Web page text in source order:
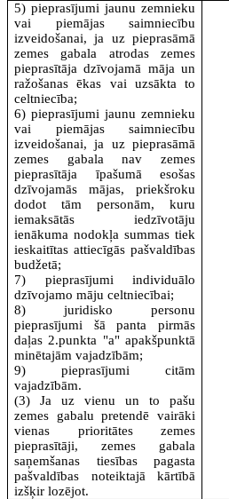
5) pieprasījumi jaunu zemnieku
vai piemājas saimniecību
izveidošanai, ja uz pieprasāmā
zemes gabala atrodas zemes
pieprasītāja dzīvojamā māja un
ražošanas ēkas vai uzsākta to
celtniecība;
6) pieprasījumi jaunu zemnieku
vai piemājas saimniecību
izveidošanai, ja uz pieprasāmā
zemes gabala nav zemes
pieprasītāja īpašumā esošas
dzīvojamās mājas, priekšroku
dodot tām personām, kuru
iemaksātās iedzīvotāju
ienākuma nodokļa summas tiek
ieskaitītas attiecīgās pašvaldības
budžetā;
7) pieprasījumi individuālo
dzīvojamo māju celtniecībai;
8) juridisko personu
pieprasījumi šā panta pirmās
daļas 2.punkta "a" apakšpunktā
minētajām vajadzībām;
9) pieprasījumi citām
vajadzībām.
(3) Ja uz vienu un to pašu
zemes gabalu pretendē vairāki
vienas prioritātes zemes
pieprasītāji, zemes gabala
saņemšanas tiesības pagasta
pašvaldības noteiktajā kārtībā
izšķir lozējot.